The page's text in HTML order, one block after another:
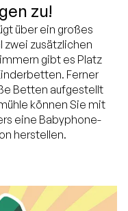
zu!
über ein großes
zusätzlichen
gibt es Platz
Ferner
Betten aufgestellt
können Sie mit
eine Babyphone-
herstellen.